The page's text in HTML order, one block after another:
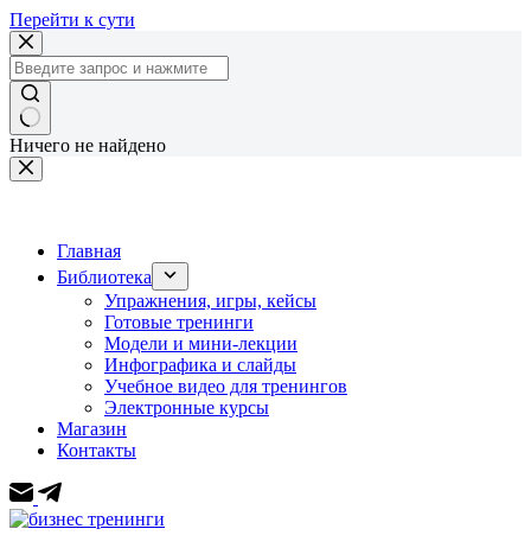
Перейти к сути
Ничего не найдено
Главная
Библиотека
Упражнения, игры, кейсы
Готовые тренинги
Модели и мини-лекции
Инфографика и слайды
Учебное видео для тренингов
Электронные курсы
Магазин
Контакты